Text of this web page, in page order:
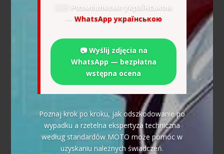
🇺🇦 Розмовляємо українською
— WhatsApp українською
📷 Wyślij zdjęcia na
WhatsApp — bezpłatna
wstępna ocena
Poznaj krok po kroku, jak odszkodowanie po
wypadku a rzetelna ekspertyza techniczna
według standardów MOTO może pomóc w
uzyskaniu należnych świadczeń.